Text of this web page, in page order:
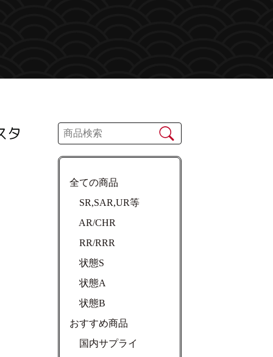
タ
全ての商品
SR,SAR,UR等
AR/CHR
RR/RRR
状態S
状態A
状態B
おすすめ商品
国内サプライ